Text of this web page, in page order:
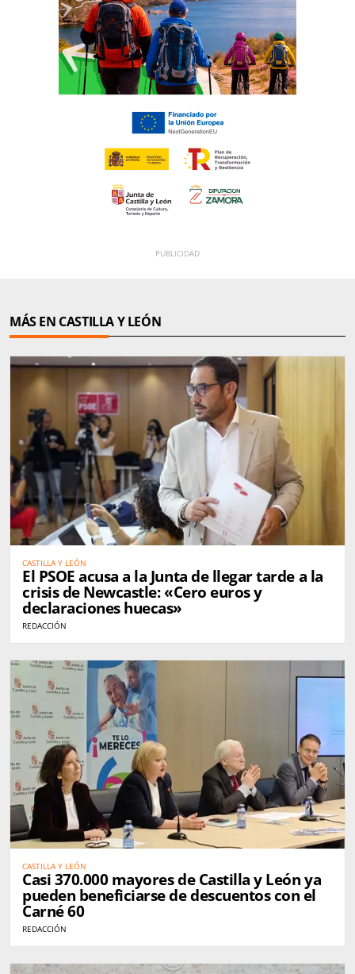
MÁS EN CASTILLA Y LEÓN
CASTILLA Y LEÓN
El PSOE acusa a la Junta de llegar tarde a la
crisis de Newcastle: «Cero euros y
declaraciones huecas»
REDACCIÓN
CASTILLA Y LEÓN
Casi 370.000 mayores de Castilla y León ya
pueden beneficiarse de descuentos con el
Carné 60
REDACCIÓN